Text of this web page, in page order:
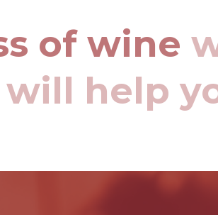
of wine
help